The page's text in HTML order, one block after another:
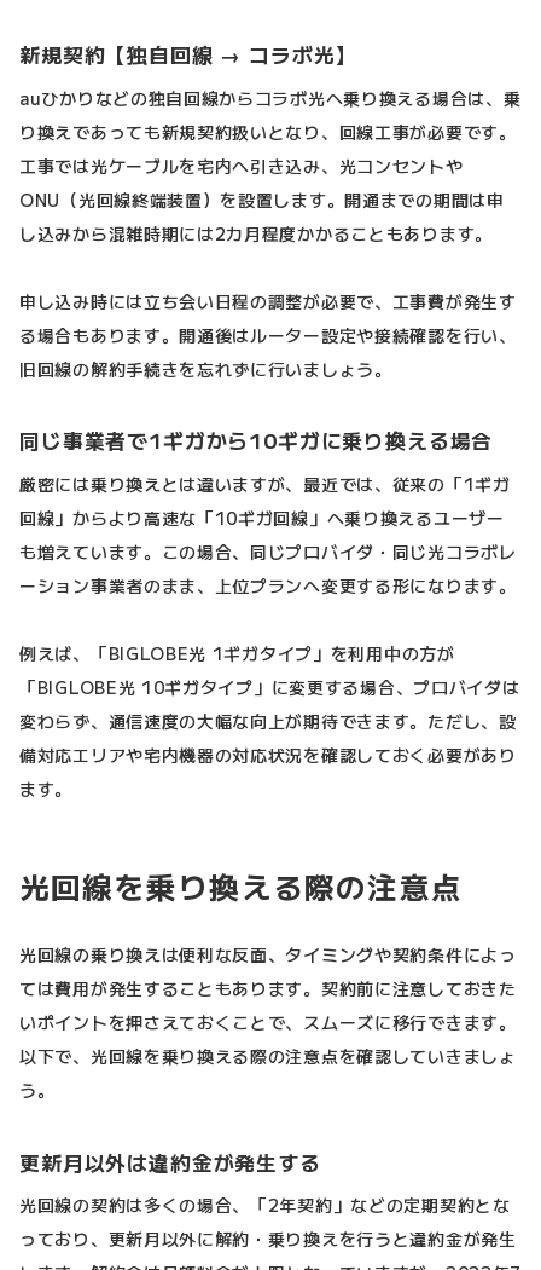
新規契約【独自回線 → コラボ光】
auひかりなどの独自回線からコラボ光へ乗り換える場合は、乗
り換えであっても新規契約扱いとなり、回線工事が必要です。
工事では光ケーブルを宅内へ引き込み、光コンセントや
ONU（光回線終端装置）を設置します。開通までの期間は申
し込みから混雑時期には2カ月程度かかることもあります。
申し込み時には立ち会い日程の調整が必要で、工事費が発生す
る場合もあります。開通後はルーター設定や接続確認を行い、
旧回線の解約手続きを忘れずに行いましょう。
同じ事業者で1ギガから10ギガに乗り換える場合
厳密には乗り換えとは違いますが、最近では、従来の「1ギガ
回線」からより高速な「10ギガ回線」へ乗り換えるユーザー
も増えています。この場合、同じプロバイダ・同じ光コラボレ
ーション事業者のまま、上位プランへ変更する形になります。
例えば、「BIGLOBE光 1ギガタイプ」を利用中の方が
「BIGLOBE光 10ギガタイプ」に変更する場合、プロバイダは
変わらず、通信速度の大幅な向上が期待できます。ただし、設
備対応エリアや宅内機器の対応状況を確認しておく必要があり
ます。
光回線を乗り換える際の注意点
光回線の乗り換えは便利な反面、タイミングや契約条件によっ
ては費用が発生することもあります。契約前に注意しておきた
いポイントを押さえておくことで、スムーズに移行できます。
以下で、光回線を乗り換える際の注意点を確認していきましょ
う。
更新月以外は違約金が発生する
光回線の契約は多くの場合、「2年契約」などの定期契約とな
っており、更新月以外に解約・乗り換えを行うと違約金が発生